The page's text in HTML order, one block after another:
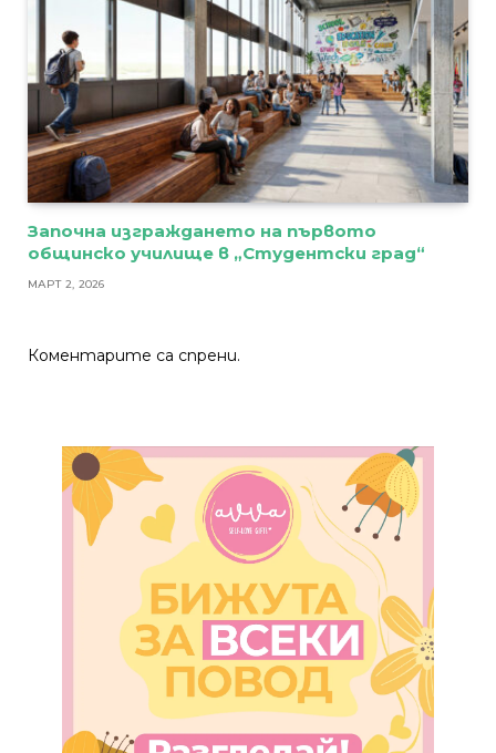
Започна изграждането на първото
общинско училище в „Студентски град“
МАРТ 2, 2026
Коментарите са спрени.